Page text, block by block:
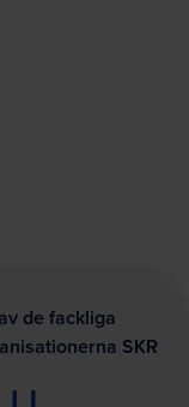
de fackliga
SKR